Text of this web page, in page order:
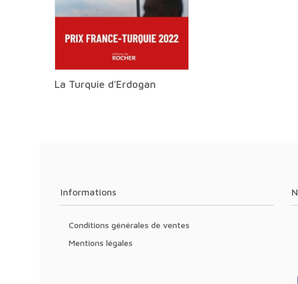
La Turquie d'Erdogan
Informations
Conditions générales de ventes
Mentions légales